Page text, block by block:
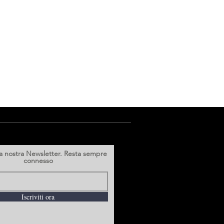
nostra Newsletter. Resta sempre
connesso
Iscriviti ora